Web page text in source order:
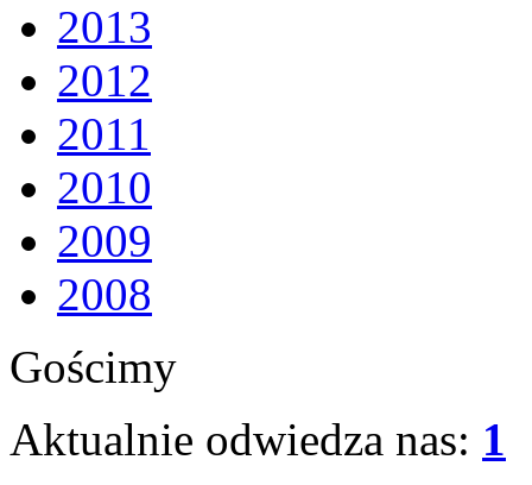
2013
2012
2011
2010
2009
2008
Gościmy
Aktualnie odwiedza nas: 1